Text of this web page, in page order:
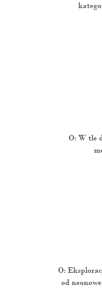
O: W tle
O:
od